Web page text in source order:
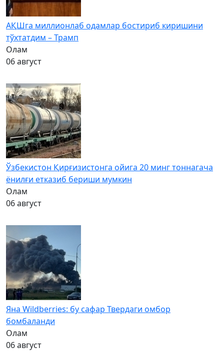
АҚШга миллионлаб одамлар бостириб киришини
тўхтатдим – Трамп
Олам
06 август
Ўзбекистон Қирғизистонга ойига 20 минг тоннагача
ёнилғи етказиб бериши мумкин
Олам
06 август
Яна Wildberries: бу сафар Твердаги омбор
бомбаланди
Олам
06 август